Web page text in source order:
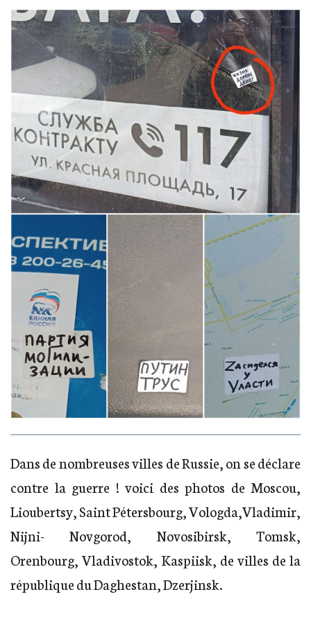
Dans de nombreuses villes de Russie, on se déclare
contre la guerre ! voici des photos de Moscou,
Lioubertsy, Saint Pétersbourg, Vologda,Vladimir,
Nijni- Novgorod, Novosibirsk, Tomsk,
Orenbourg, Vladivostok, Kaspiisk, de villes de la
république du Daghestan, Dzerjinsk.